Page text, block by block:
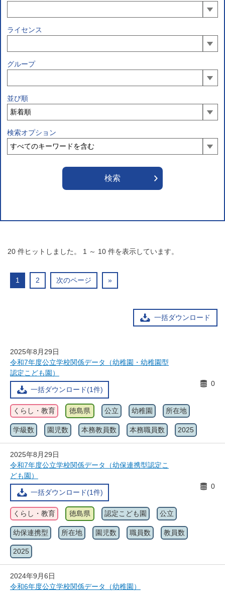
ライセンス
グループ
並び順
検索オプション
20 件ヒットしました。 1 ～ 10 件を表示しています。
1 2 次のページ »
一括ダウンロード
2025年8月29日
令和7年度公立学校関係データ（幼稚園・幼稚園型
認定こども園）
一括ダウンロード(1件)
0
くらし・教育 徳島県 公立 幼稚園 所在地
学級数 園児数 本務教員数 本務職員数 2025
2025年8月29日
令和7年度公立学校関係データ（幼保連携型認定こ
ども園）
一括ダウンロード(1件)
0
くらし・教育 徳島県 認定こども園 公立
幼保連携型 所在地 園児数 職員数 教員数
2025
2024年9月6日
令和6年度公立学校関係データ（幼稚園）